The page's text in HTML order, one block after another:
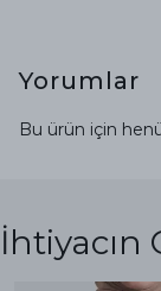
Yorumlar
Bu ürün için
İhtiyacın